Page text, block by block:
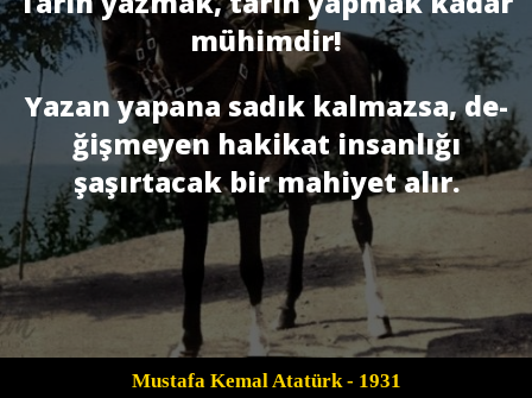
mühimdir!
Yazan yapana sadık kalmazsa, de­
ğişmeyen hakikat insanlığı
şaşırtacak bir mahiyet alır.
Mustafa Kemal Atatürk- 1931